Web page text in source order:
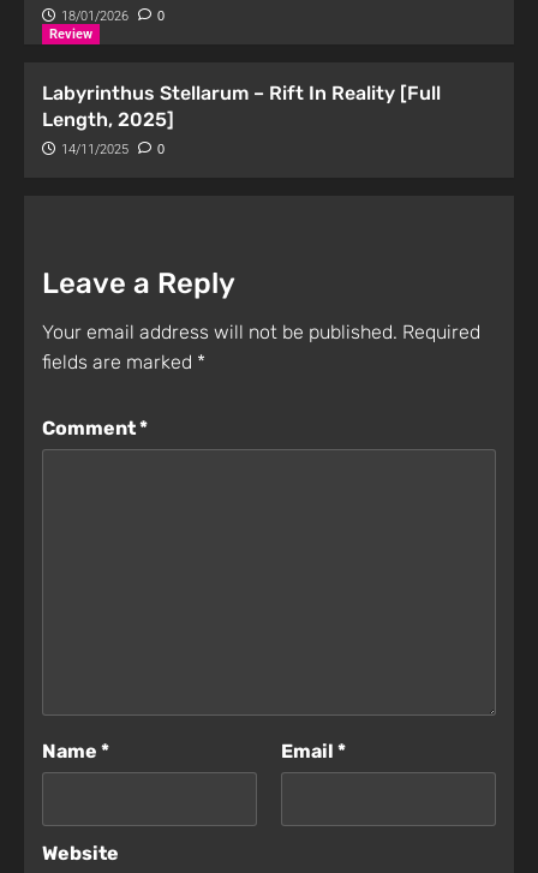
18/01/2026 0
Review
Labyrinthus Stellarum – Rift In Reality [Full
Length, 2025]
14/11/2025 0
Leave a Reply
Your email address will not be published. Required
fields are marked *
Comment*
Name * Email *
Website